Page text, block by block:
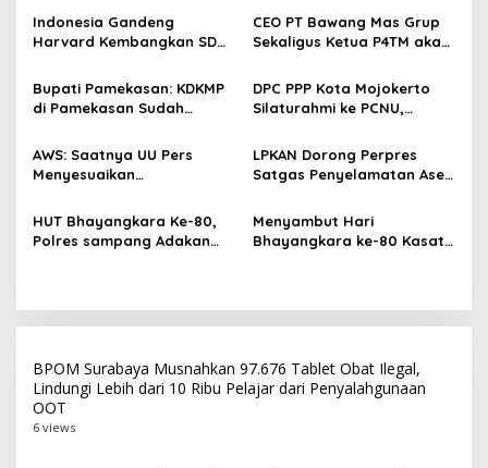
a
s
i
p
s
Indonesia Gandeng
Harvard Kembangkan SDM
Dunia
CEO PT Bawang Mas Grup
Sekaligus Ketua P4TM akan
Tembakau di Madura
Bupati Pamekasan: KDKMP
di Pamekasan Sudah
Selesai Akhir Juli 2026
DPC PPP Kota Mojokerto
Silaturahmi ke PCNU,
Masyarakat
AWS: Saatnya UU Pers
Menyesuaikan
Digital dan AI
LPKAN Dorong Perpres
Satgas Penyelamatan Aset
Pemberantasan Korupsi
HUT Bhayangkara Ke-80,
Polres sampang Adakan
Menyambut Hari
Bhayangkara ke-80 Kasat
BPOM Surabaya Musnahkan 97.676 Tablet Obat Ilegal,
Lindungi Lebih dari 10 Ribu Pelajar dari Penyalahgunaan
OOT
6 views